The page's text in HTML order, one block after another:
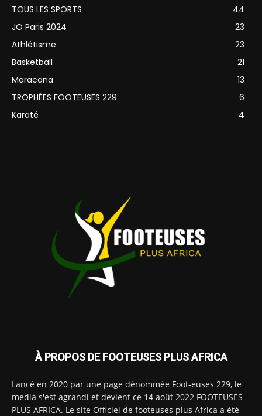
TOUS LES SPORTS
44
JO Paris 2024
23
Athlétisme
23
Basketball
21
Maracana
13
TROPHÉES FOOTEUSES 229
6
Karaté
4
À PROPOS DE FOOTEUSES PLUS AFRICA
Lancé en 2020 par une page dénommée Foot-euses 229, le
media s'est agrandi et devient ce 14 août 2022 FOOTEUSES
PLUS AFRICA. Le site Officiel de footeuses plus Africa a été